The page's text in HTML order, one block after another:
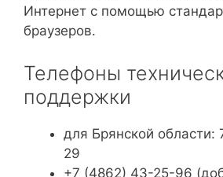
Интернет с помощью
браузеров.
Телефоны
поддержки
для Брянской
29
+7 (4862) 43-25-96